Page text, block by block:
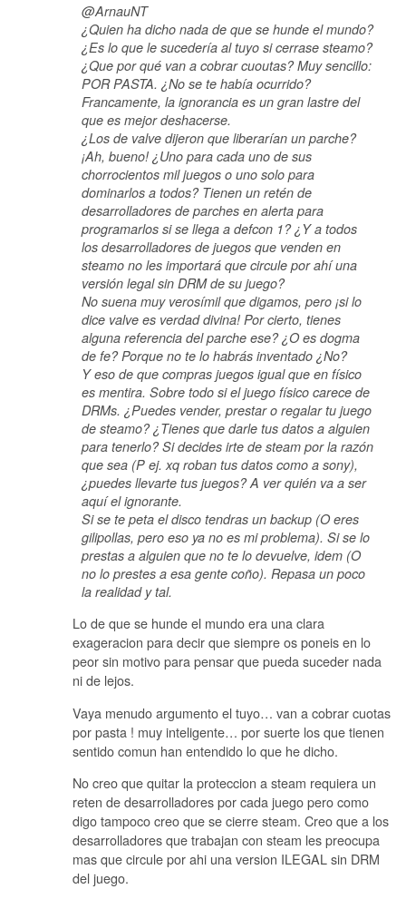
@ArnauNT
¿Quien ha dicho nada de que se hunde el mundo?
¿Es lo que le sucedería al tuyo si cerrase steamo?
¿Que por qué van a cobrar cuoutas? Muy sencillo:
POR PASTA. ¿No se te había ocurrido?
Francamente, la ignorancia es un gran lastre del
que es mejor deshacerse.
¿Los de valve dijeron que liberarían un parche?
¡Ah, bueno! ¿Uno para cada uno de sus
chorrocientos mil juegos o uno solo para
dominarlos a todos? Tienen un retén de
desarrolladores de parches en alerta para
programarlos si se llega a defcon 1? ¿Y a todos
los desarrolladores de juegos que venden en
steamo no les importará que circule por ahí una
versión legal sin DRM de su juego?
No suena muy verosímil que digamos, pero ¡si lo
dice valve es verdad divina! Por cierto, tienes
alguna referencia del parche ese? ¿O es dogma
de fe? Porque no te lo habrás inventado ¿No?
Y eso de que compras juegos igual que en físico
es mentira. Sobre todo si el juego físico carece de
DRMs. ¿Puedes vender, prestar o regalar tu juego
de steamo? ¿Tienes que darle tus datos a alguien
para tenerlo? Si decides irte de steam por la razón
que sea (P ej. xq roban tus datos como a sony),
¿puedes llevarte tus juegos? A ver quién va a ser
aquí el ignorante.
Si se te peta el disco tendras un backup (O eres
gilipollas, pero eso ya no es mi problema). Si se lo
prestas a alguien que no te lo devuelve, idem (O
no lo prestes a esa gente coño). Repasa un poco
la realidad y tal.
Lo de que se hunde el mundo era una clara
exageracion para decir que siempre os poneis en lo
peor sin motivo para pensar que pueda suceder nada
ni de lejos.
Vaya menudo argumento el tuyo… van a cobrar cuotas
por pasta ! muy inteligente… por suerte los que tienen
sentido comun han entendido lo que he dicho.
No creo que quitar la proteccion a steam requiera un
reten de desarrolladores por cada juego pero como
digo tampoco creo que se cierre steam. Creo que a los
desarrolladores que trabajan con steam les preocupa
mas que circule por ahi una version ILEGAL sin DRM
del juego.